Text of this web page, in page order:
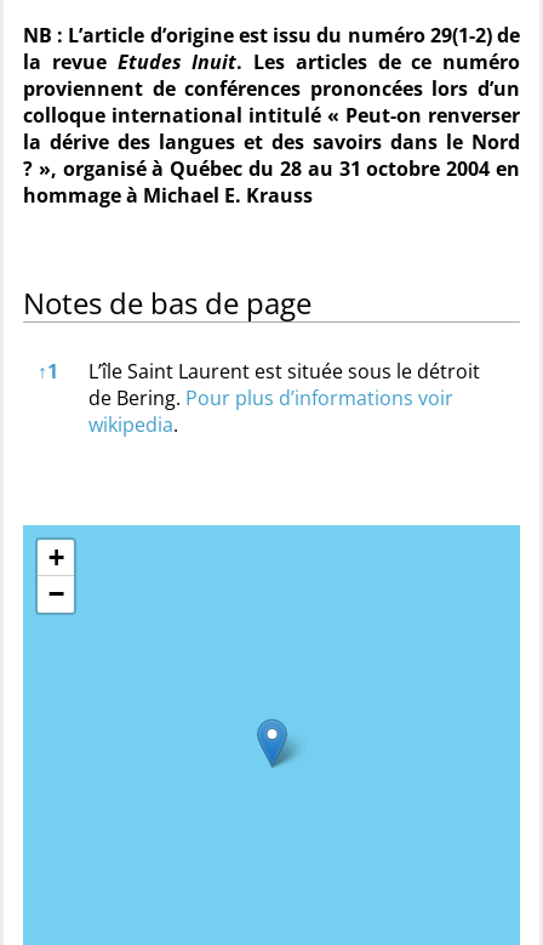
NB : L’article d’origine est issu du numéro 29(1-2) de
la revue Etudes Inuit. Les articles de ce numéro
proviennent de conférences prononcées lors d’un
colloque international intitulé « Peut-on renverser
la dérive des langues et des savoirs dans le Nord
? », organisé à Québec du 28 au 31 octobre 2004 en
hommage à Michael E. Krauss
Notes de bas de page
↑1
L’île Saint Laurent est située sous le détroit
de Bering. Pour plus d’informations voir
wikipedia.
+
−